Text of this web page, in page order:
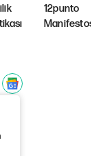
12punto
Manifestosu